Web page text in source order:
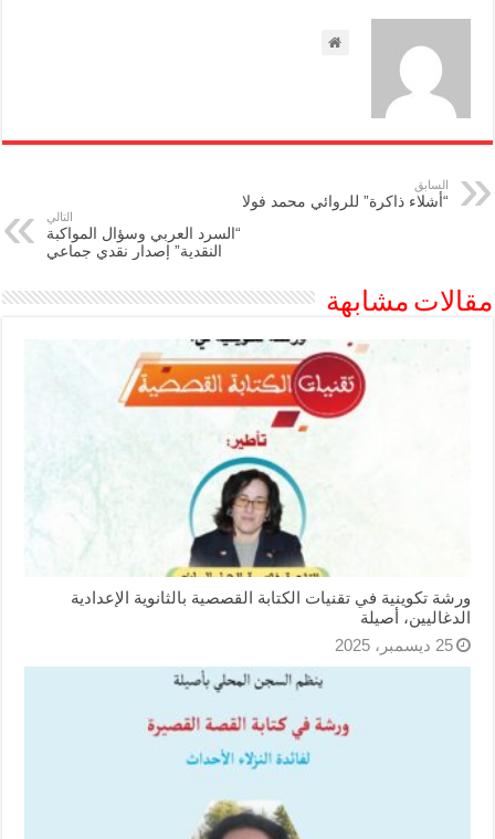
السابق
“أشلاء ذاكرة” للروائي محمد فولا
التالي
“السرد العربي وسؤال المواكبة
النقدية” إصدار نقدي جماعي
مقالات مشابهة
ورشة تكوينية في تقنيات الكتابة القصصية بالثانوية الإعدادية
الدغاليين، أصيلة
25 ديسمبر، 2025